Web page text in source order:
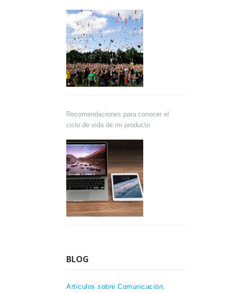
Recomendaciones para conocer el
ciclo de vida de mi producto
BLOG
Artículos sobre Comunicación,